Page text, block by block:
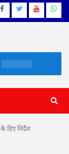
Facebook
TwitterYouTube
दिए निर्देश